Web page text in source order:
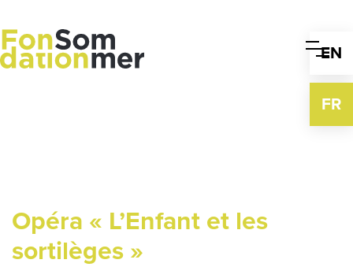
to
content
EN
FR
Opéra « L’Enfant et les
sortilèges »